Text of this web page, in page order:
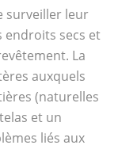
surveiller leur
endroits secs et
La
auxquels
(naturelles
et un
liés aux